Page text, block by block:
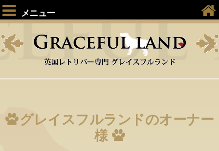
メニュー
グレイスフルランドのオーナー
様